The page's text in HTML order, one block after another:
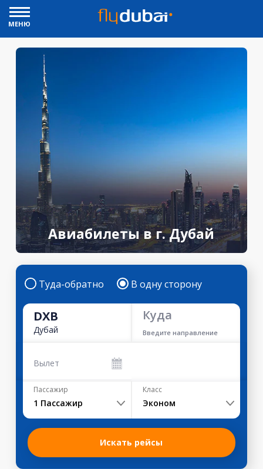
МЕНЮ
Авиабилеты в г. Дубай
Туда-обратно В одну сторону
DXB
Дубай
Куда
Введите направление
Вылет
Пассажир
1 Пассажир
Класс
Эконом
Искать рейсы